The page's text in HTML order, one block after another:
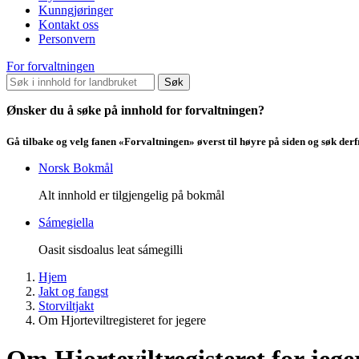
Kunngjøringer
Kontakt oss
Personvern
For forvaltningen
Søk
Ønsker du å søke på innhold for forvaltningen?
Gå tilbake og velg fanen «Forvaltningen» øverst til høyre på siden og søk
Norsk Bokmål
Alt innhold er tilgjengelig på bokmål
Sámegiella
Oasit sisdoalus leat sámegilli
Hjem
Jakt og fangst
Storviltjakt
Om Hjorteviltregisteret for jegere